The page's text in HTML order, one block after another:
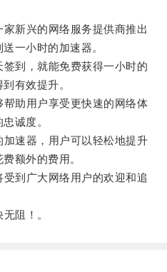
新兴的网络服务提供商推出
一小时的加速器。
到，就能免费获得一小时的
有效提升。
助用户享受更快速的网络体
诚度。
速器，用户可以轻松地提升
额外的费用。
到广大网络用户的欢迎和追
阻！。